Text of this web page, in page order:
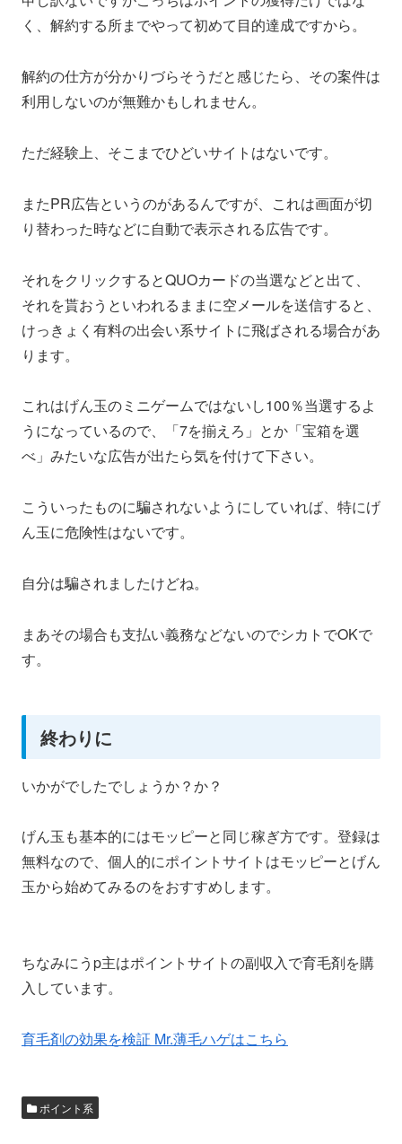
く、解約する所までやって初めて目的達成ですから。
解約の仕方が分かりづらそうだと感じたら、その案件は
利用しないのが無難かもしれません。
ただ経験上、そこまでひどいサイトはないです。
またPR広告というのがあるんですが、これは画面が切
り替わった時などに自動で表示される広告です。
それをクリックするとQUOカードの当選などと出て、
それを貰おうといわれるままに空メールを送信すると、
けっきょく有料の出会い系サイトに飛ばされる場合があ
ります。
これはげん玉のミニゲームではないし100％当選するよ
うになっているので、「7を揃えろ」とか「宝箱を選
べ」みたいな広告が出たら気を付けて下さい。
こういったものに騙されないようにしていれば、特にげ
ん玉に危険性はないです。
自分は騙されましたけどね。
まあその場合も支払い義務などないのでシカトでOKで
す。
終わりに
いかがでしたでしょうか？か？
げん玉も基本的にはモッピーと同じ稼ぎ方です。登録は
無料なので、個人的にポイントサイトはモッピーとげん
玉から始めてみるのをおすすめします。
ちなみにうp主はポイントサイトの副収入で育毛剤を購
入しています。
育毛剤の効果を検証 Mr.薄毛ハゲはこちら
ポイント系